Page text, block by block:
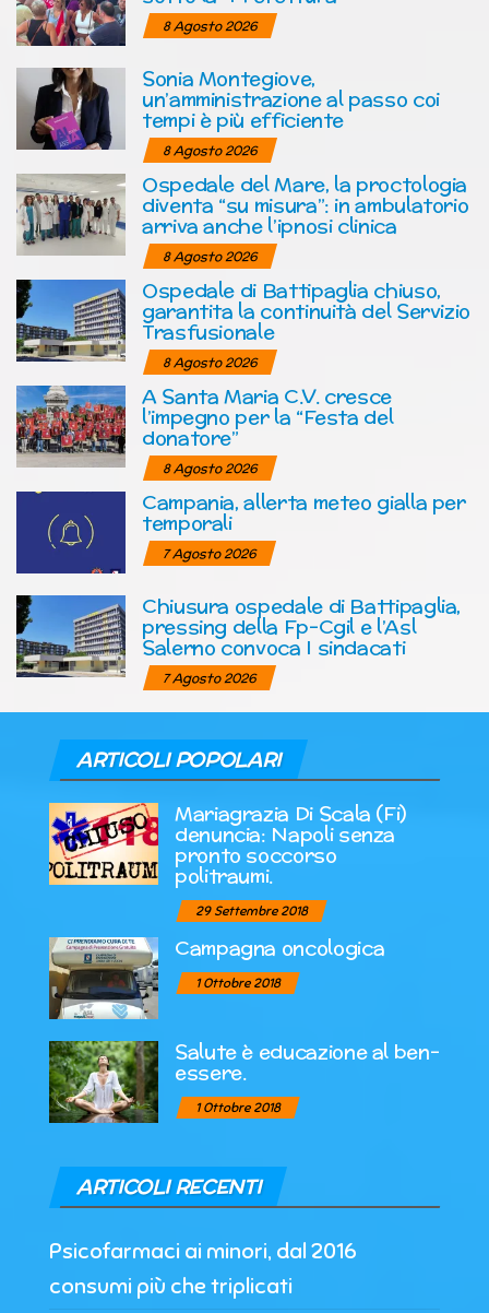
8 Agosto 2026
Sonia Montegiove,
un’amministrazione al passo coi
tempi è più efficiente
8 Agosto 2026
Ospedale del Mare, la proctologia
diventa “su misura”: in ambulatorio
arriva anche l’ipnosi clinica
8 Agosto 2026
Ospedale di Battipaglia chiuso,
garantita la continuità del Servizio
Trasfusionale
8 Agosto 2026
A Santa Maria C.V. cresce
l’impegno per la “Festa del
donatore”
8 Agosto 2026
Campania, allerta meteo gialla per
temporali
7 Agosto 2026
Chiusura ospedale di Battipaglia,
pressing della Fp-Cgil e l’Asl
Salerno convoca I sindacati
7 Agosto 2026
ARTICOLI POPOLARI
Mariagrazia Di Scala (Fi)
denuncia: Napoli senza
pronto soccorso
politraumi.
29 Settembre 2018
Campagna oncologica
1 Ottobre 2018
Salute è educazione al ben-
essere.
1 Ottobre 2018
ARTICOLI RECENTI
Psicofarmaci ai minori, dal 2016
consumi più che triplicati